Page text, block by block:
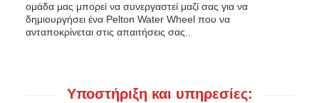
ομάδα μας μπορεί να συνεργαστεί μαζί σας για να
δημιουργήσει ένα Pelton Water Wheel που να
ανταποκρίνεται στις απαιτήσεις σας..
Υποστήριξη και υπηρεσίες: